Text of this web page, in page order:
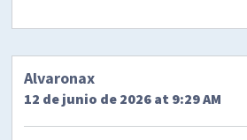
Alvaronax
12 de junio de 2026 at 9:29 AM